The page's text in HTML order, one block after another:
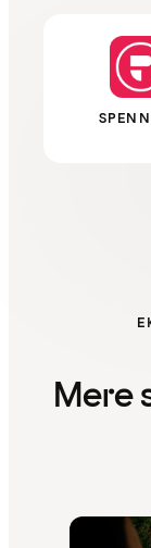
Mere